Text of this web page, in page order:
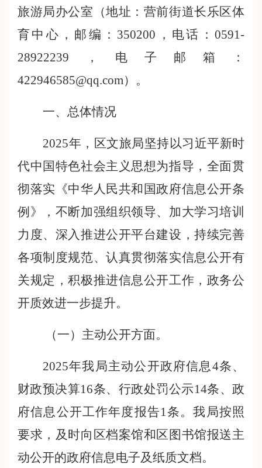
旅游局办公室（地址：营前街道长乐区体
育中心，邮编：350200，电话：0591-
28922239，电子邮箱：
422946585@qq.com） 。
一、总体情况
2025年，区文旅局坚持以习近平新时
代中国特色社会主义思想为指导，全面贯
彻落实《中华人民共和国政府信息公开条
例 》，不断加强组织领导、加大学习培训
力度、深入推进公开平台建设，持续完善
各项制度规范、认真贯彻落实信息公开有
关规定，积极推进信息公开工作，政务公
开质效进一步提升。
（一）主动公开方面。
2025年我局主动公开政府信息4条、
财政预决算16条、行政处罚公示14条、政
府信息公开工作年度报告1条。我局按照
要求，及时向区档案馆和区图书馆报送主
动公开的政府信息电子及纸质文档。